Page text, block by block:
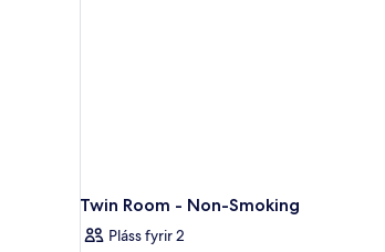
Twin Room - Non-Smoking
Pláss fyrir 2